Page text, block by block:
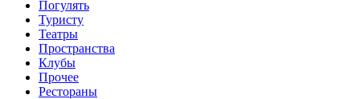
Погулять
Туристу
Театры
Пространства
Клубы
Прочее
Рестораны